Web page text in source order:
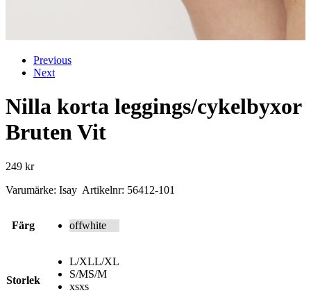
Previous
Next
Nilla korta leggings/cykelbyxor
Bruten Vit
249 kr
Varumärke: Isay Artikelnr: 56412-101
Färg offwhite
Storlek
L/XLL/XL
S/MS/M
xsxs